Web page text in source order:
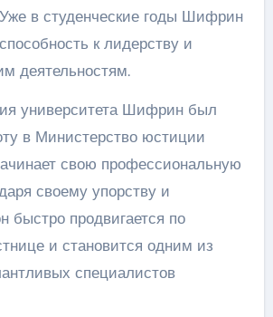
в студенческие годы Шифрин
к лидерству и
деятельностям.
университета Шифрин был
в Министерство юстиции
свою профессиональную
своему упорству и
быстро продвигается по
и становится одним из
специалистов